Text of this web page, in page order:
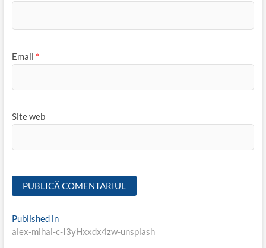
Email *
Site web
Navigare
în
Published in
alex-mihai-c-I3yHxxdx4zw-unsplash